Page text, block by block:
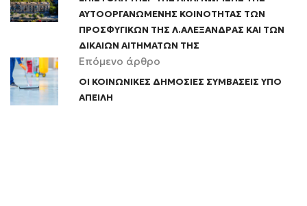
ΑΥΤΟΟΡΓΑΝΩΜΕΝΗΣ ΚΟΙΝΟΤΗΤΑΣ ΤΩΝ
ΠΡΟΣΦΥΓΙΚΩΝ ΤΗΣ Λ.ΑΛΕΞΑΝΔΡΑΣ ΚΑΙ ΤΩΝ
ΔΙΚΑΙΩΝ ΑΙΤΗΜΑΤΩΝ ΤΗΣ
Επόμενο άρθρο
ΟΙ ΚΟΙΝΩΝΙΚΕΣ ΔΗΜΟΣΙΕΣ ΣΥΜΒΑΣΕΙΣ ΥΠΟ
ΑΠΕΙΛΗ